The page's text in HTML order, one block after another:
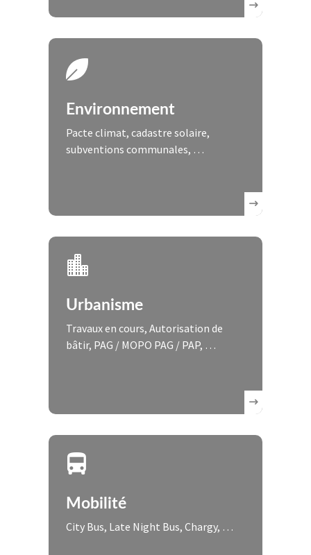
Environnement
Pacte climat, cadastre solaire,
subventions communales, …
Urbanisme
Travaux en cours, Autorisation de
bâtir, PAG / MOPO PAG / PAP, …
Mobilité
City Bus, Late Night Bus, Chargy, …